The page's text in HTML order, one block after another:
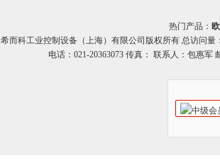
热门产品：
希而科工业控制设备（上海）有限公司版权所有 总访问量
电话：021-20363073 传真： 联系人：包惠军